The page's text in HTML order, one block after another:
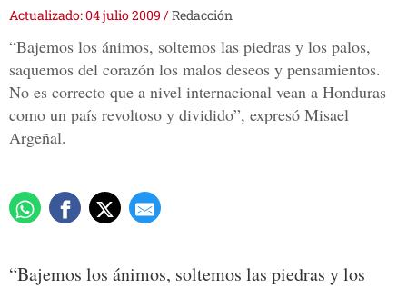
Actualizado: 04 julio 2009 /Redacción
“Bajemos los ánimos, soltemos las piedras y los palos,
saquemos del corazón los malos deseos y pensamientos.
No es correcto que a nivel internacional vean a Honduras
como un país revoltoso y dividido”, expresó Misael
Argeñal.
“Bajemos los ánimos, soltemos las piedras y los